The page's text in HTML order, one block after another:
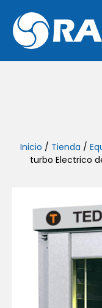
Inicio / Tienda /
turbo Electrico